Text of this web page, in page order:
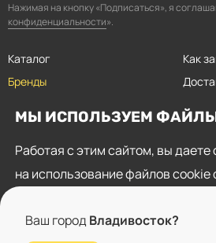
Ваш город Владивосток?
МЫ ИСПОЛЬЗУЕМ
Работая с этим сайтом, вы даете
на использование файлов cookie
сайта, показа целевой рекламы и
Каталог
Бренды
Прайсы
Контакты
Как
Оплата
Нажимая на кнопку «Подписаться», я
конфиденциальности».
Пользовательское соглашение
Политика конфиденциальности